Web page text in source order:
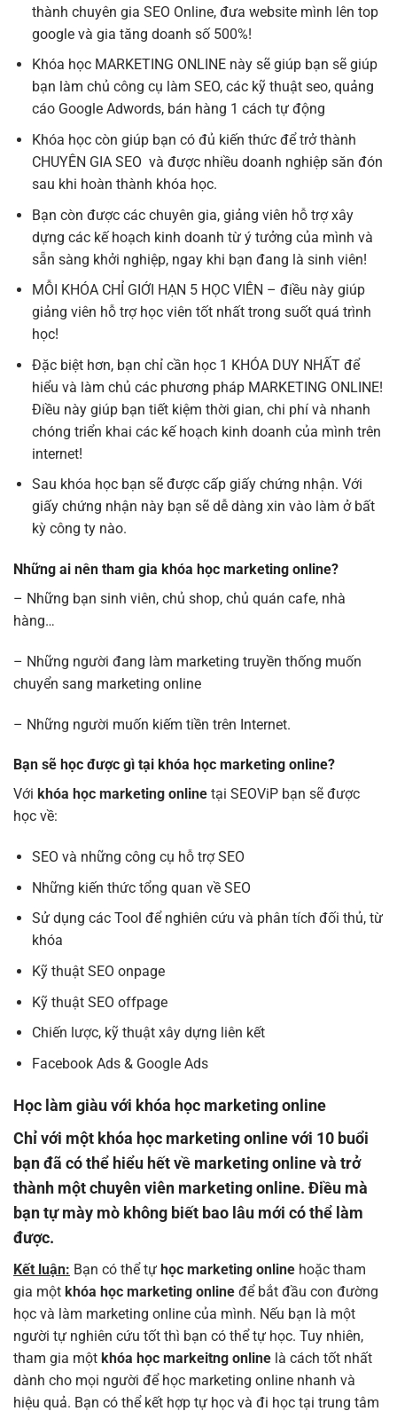
thành chuyên gia SEO Online, đưa website mình lên top
google và gia tăng doanh số 500%!
Khóa học MARKETING ONLINE này sẽ giúp bạn sẽ giúp
bạn làm chủ công cụ làm SEO, các kỹ thuật seo, quảng
cáo Google Adwords, bán hàng 1 cách tự động
Khóa học còn giúp bạn có đủ kiến thức để trở thành
CHUYÊN GIA SEO và được nhiều doanh nghiệp săn đón
sau khi hoàn thành khóa học.
Bạn còn được các chuyên gia, giảng viên hỗ trợ xây
dựng các kế hoạch kinh doanh từ ý tưởng của mình và
sẵn sàng khởi nghiệp, ngay khi bạn đang là sinh viên!
MỖI KHÓA CHỈ GIỚI HẠN 5 HỌC VIÊN – điều này giúp
giảng viên hỗ trợ học viên tốt nhất trong suốt quá trình
học!
Đặc biệt hơn, bạn chỉ cần học 1 KHÓA DUY NHẤT để
hiểu và làm chủ các phương pháp MARKETING ONLINE!
Điều này giúp bạn tiết kiệm thời gian, chi phí và nhanh
chóng triển khai các kế hoạch kinh doanh của mình trên
internet!
Sau khóa học bạn sẽ được cấp giấy chứng nhận. Với
giấy chứng nhận này bạn sẽ dễ dàng xin vào làm ở bất
kỳ công ty nào.
Những ai nên tham gia khóa học marketing online?
– Những bạn sinh viên, chủ shop, chủ quán cafe, nhà
hàng…
– Những người đang làm marketing truyền thống muốn
chuyển sang marketing online
– Những người muốn kiếm tiền trên Internet.
Bạn sẽ học được gì tại khóa học marketing online?
Với khóa học marketing online tại SEOViP bạn sẽ được
học về:
SEO và những công cụ hỗ trợ SEO
Những kiến thức tổng quan về SEO
Sử dụng các Tool để nghiên cứu và phân tích đối thủ, từ
khóa
Kỹ thuật SEO onpage
Kỹ thuật SEO offpage
Chiến lược, kỹ thuật xây dựng liên kết
Facebook Ads & Google Ads
Học làm giàu với khóa học marketing online
Chỉ với một khóa học marketing onlinevới 10 buổi
bạn đã có thể hiểu hết về marketing online và trở
thành một chuyên viên marketing online. Điều mà
bạn tự mày mò không biết bao lâu mới có thể làm
được.
Kết luận: Bạn có thể tự học marketing online hoặc tham
gia một khóa học marketing online để bắt đầu con đường
học và làm marketing online của mình. Nếu bạn là một
người tự nghiên cứu tốt thì bạn có thể tự học. Tuy nhiên,
tham gia một khóa học markeitng online là cách tốt nhất
dành cho mọi người để học marketing online nhanh và
hiệu quả. Bạn có thể kết hợp tự học và đi học tại trung tâm